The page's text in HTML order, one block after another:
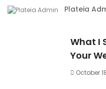
Plateia
What I
Your
October